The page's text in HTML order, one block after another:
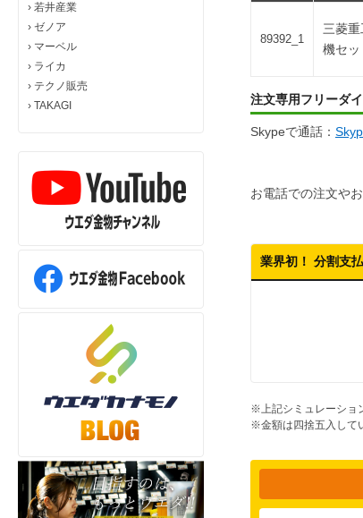
› 若井産業
› ゼノア
› マーベル
› ライカ
› テクノ販売
› TAKAGI
89392_1
三菱
機セ
注文専用フリーダイ
Skypeで通話：
お電話での注文や
業界初！ 分割支
※上記シミュレーショ
※金額は四捨五入して